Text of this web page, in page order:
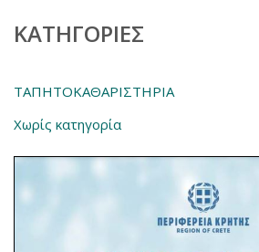
KΑΤΗΓΟΡΊΕΣ
ΤΑΠΗΤΟΚΑΘΑΡΙΣΤΗΡΙΑ
Χωρίς κατηγορία